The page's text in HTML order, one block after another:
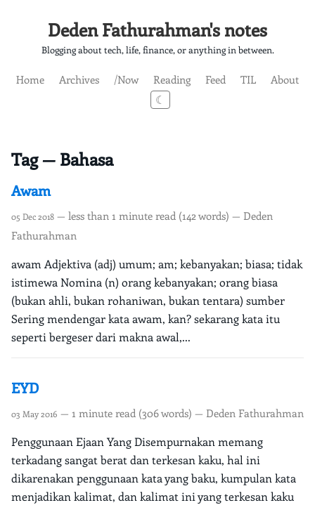
Deden Fathurahman's notes
Blogging about tech, life, finance, or anything in between.
Home Archives /Now Reading Feed TIL
About
☾
Tag — Bahasa
Awam
05 Dec 2018 — less than 1 minute read (142 words) — Deden
Fathurahman
awam Adjektiva (adj) umum; am; kebanyakan; biasa; tidak
istimewa Nomina (n) orang kebanyakan; orang biasa
(bukan ahli, bukan rohaniwan, bukan tentara) sumber
Sering mendengar kata awam, kan? sekarang kata itu
seperti bergeser dari makna awal,...
EYD
03 May 2016 — 1 minute read (306 words) — Deden Fathurahman
Penggunaan Ejaan Yang Disempurnakan memang
terkadang sangat berat dan terkesan kaku, hal ini
dikarenakan penggunaan kata yang baku, kumpulan kata
menjadikan kalimat, dan kalimat ini yang terkesan kaku